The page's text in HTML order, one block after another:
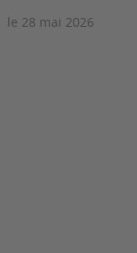
le 28 mai 2026